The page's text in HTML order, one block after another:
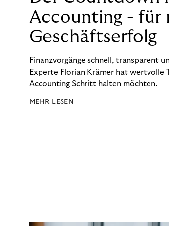
Accounting - für
Geschäftserfolg
Finanzvorgänge schnell, transparent
Experte Florian Krämer hat wertvolle
Accounting Schritt halten möchten.
MEHR LESEN